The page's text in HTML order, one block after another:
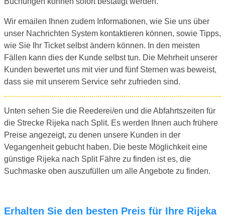
Wir emailen Ihnen zudem Informationen, wie Sie uns über
unser Nachrichten System kontaktieren können, sowie Tipps,
wie Sie Ihr Ticket selbst ändern können. In den meisten
Fällen kann dies der Kunde selbst tun. Die Mehrheit unserer
Kunden bewertet uns mit vier und fünf Sternen was beweist,
dass sie mit unserem Service sehr zufrieden sind.
Unten sehen Sie die Reederei/en und die Abfahrtszeiten für
die Strecke Rijeka nach Split. Es werden Ihnen auch frühere
Preise angezeigt, zu denen unsere Kunden in der
Vegangenheit gebucht haben. Die beste Möglichkeit eine
günstige Rijeka nach Split Fähre zu finden ist es, die
Suchmaske oben auszufüllen um alle Angebote zu finden.
Erhalten Sie den besten Preis für Ihre Rijeka